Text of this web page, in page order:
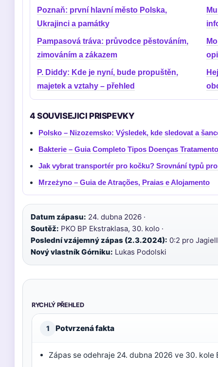
Poznaň: první hlavní město Polska,
Ukrajinci a památky
Pampasová tráva: průvodce pěstováním,
zimováním a zákazem
P. Diddy: Kde je nyní, bude propuštěn,
majetek a vztahy – přehled
4 SOUVISEJICI PRISPEVKY
Polsko – Nizozemsko: Výsledek, kde sledovat a
Bakterie – Guia Completo Tipos Doenças
Jak vybrat transportér pro kočku? Srovnání typů pro
Mrzeżyno – Guia de Atrações, Praias e Alojamento
Datum zápasu: 24. dubna 2026 ·
Soutěž: PKO BP Ekstraklasa, 30. kolo ·
Poslední vzájemný zápas (2.3.2024): 0:2 pro
Nový vlastník Górniku: Lukas Podolski
RYCHLÝ PŘEHLED
1 Potvrzená fakta
Zápas se odehraje 24. dubna 2026 ve 30. kole